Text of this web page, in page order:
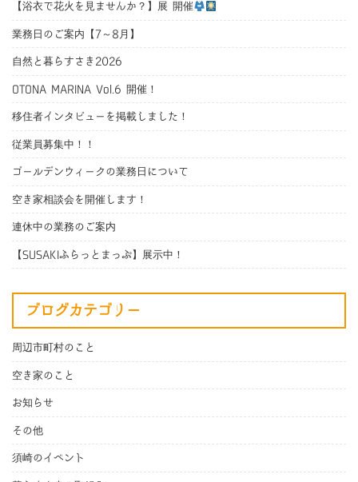
【浴衣で花火を見ませんか？】展 開催
業務日のご案内【7～8月】
自然と暮らすさき2026
OTONA MARINA Vol.6 開催！
移住者インタビューを掲載しました！
従業員募集中！！
ゴールデンウィークの業務日について
空き家相談会を開催します！
連休中の業務のご案内
【SUSAKIふらっとまっぷ】展示中！
ブログカテゴリー
周辺市町村のこと
空き家のこと
お知らせ
その他
須崎のイベント